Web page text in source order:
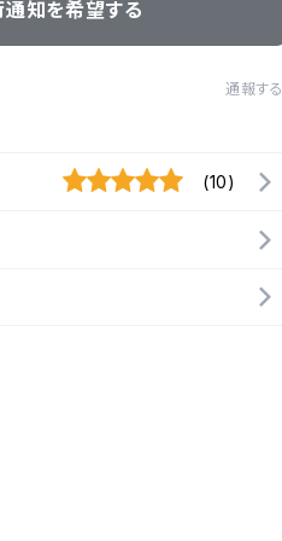
知を希望する
通報する
(10)